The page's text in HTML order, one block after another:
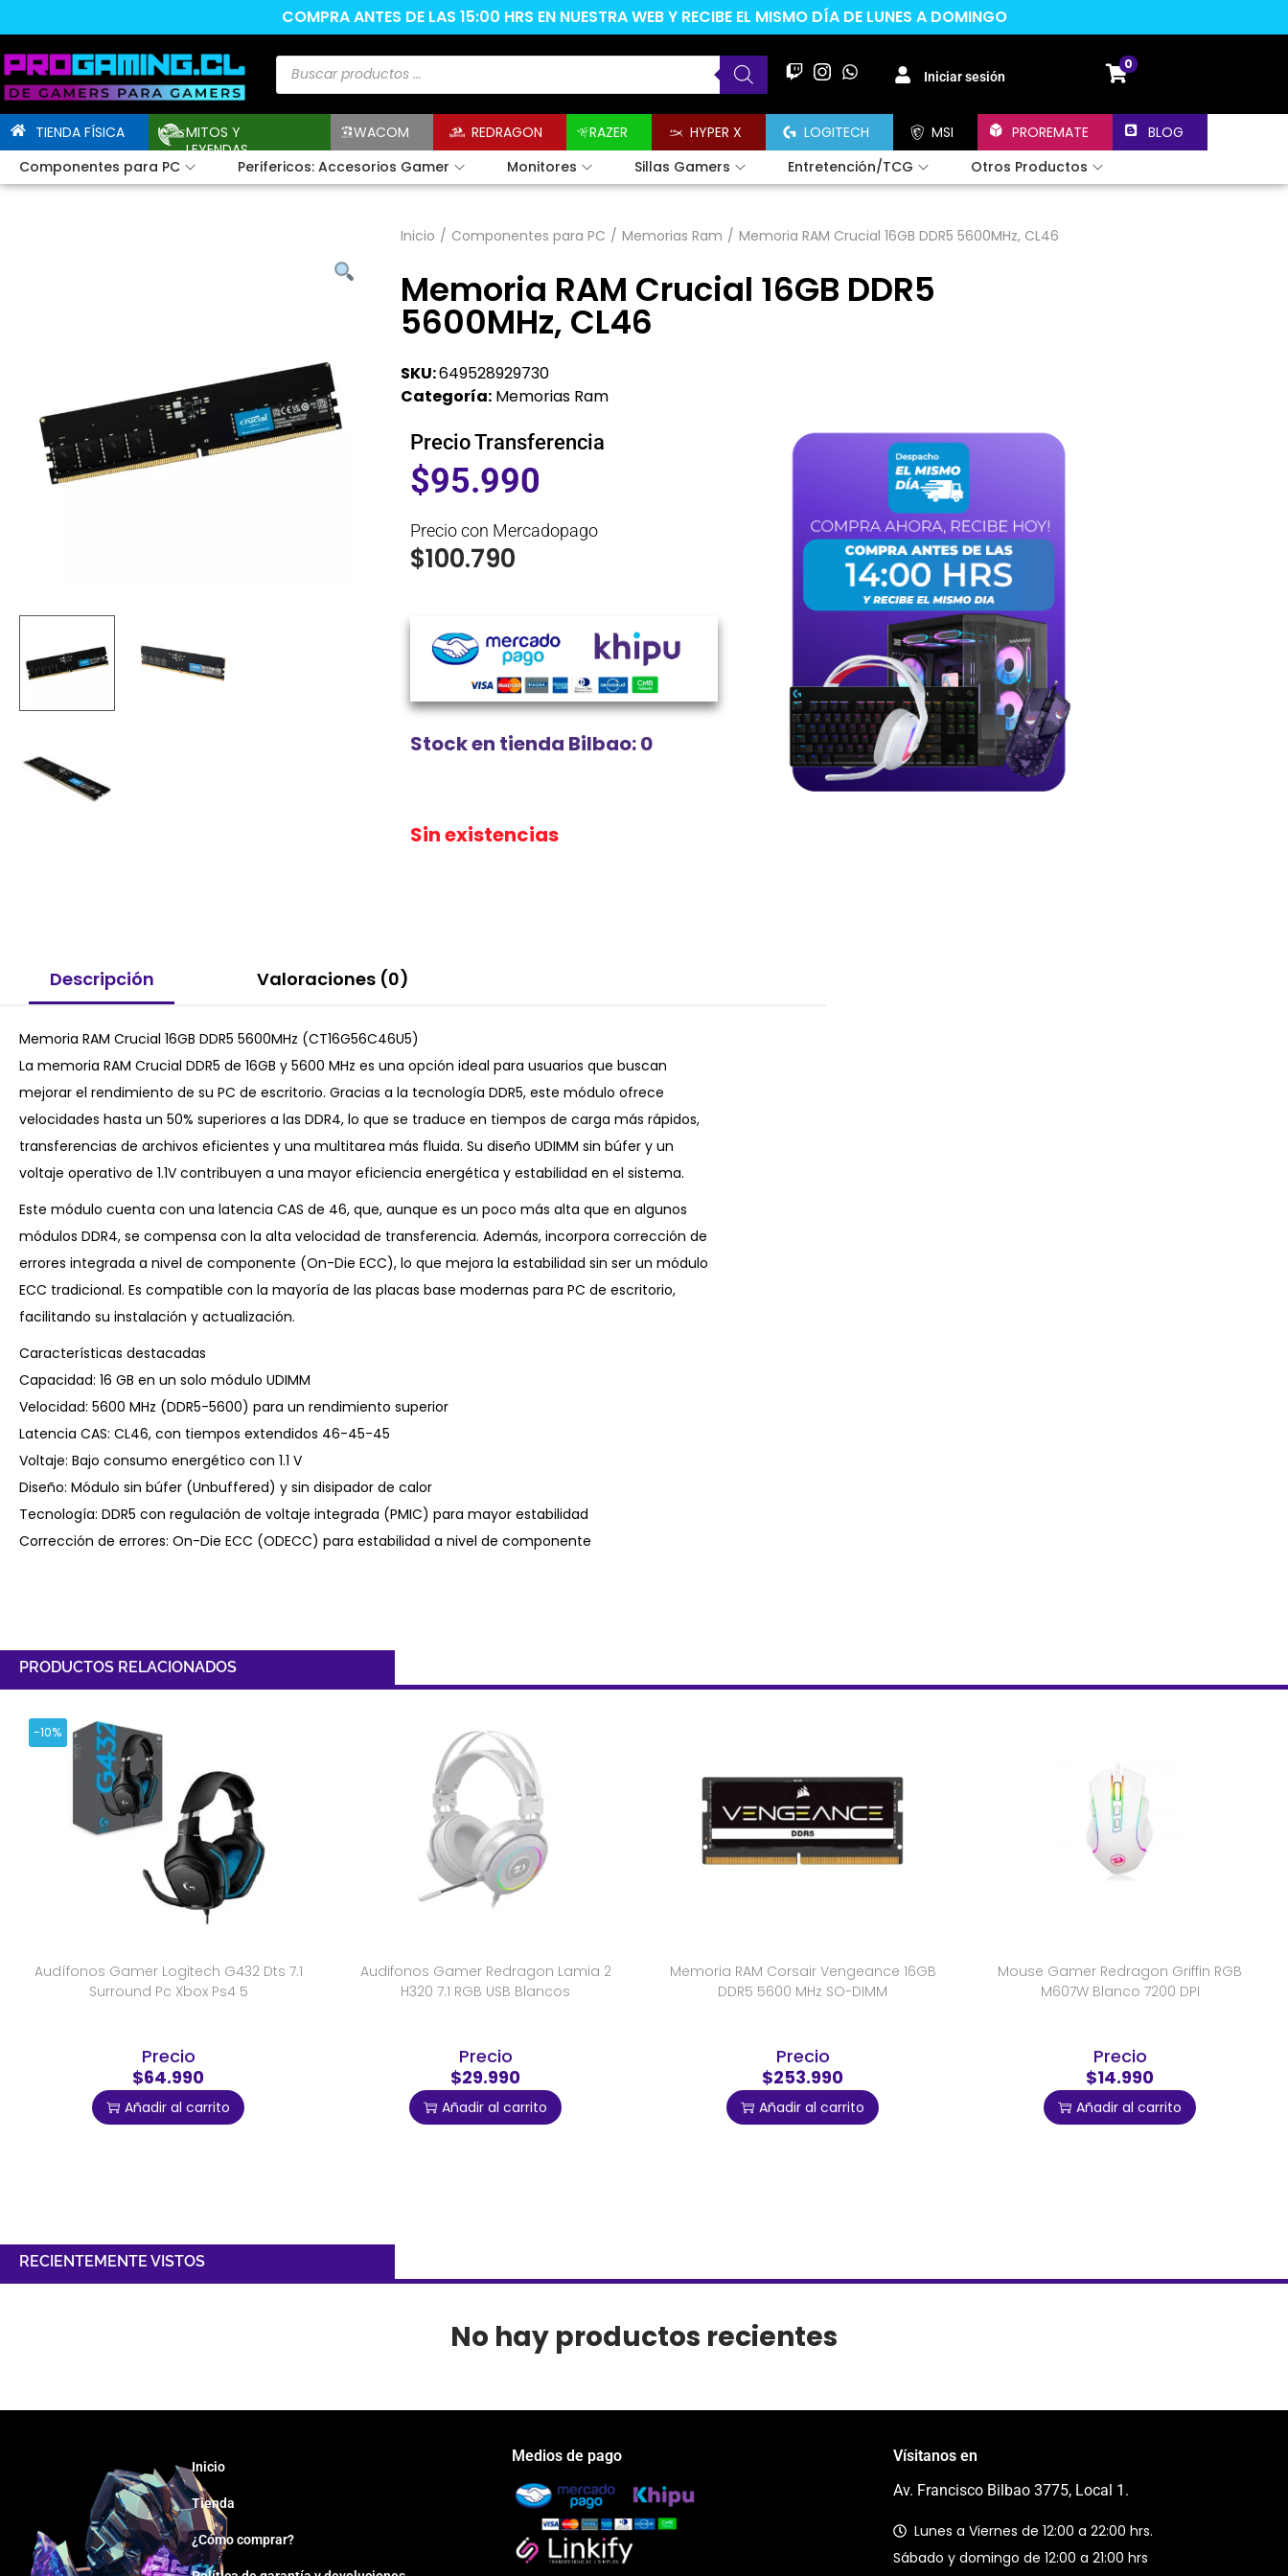
COMPRA ANTES DE LAS 15:00 HRS EN NUESTRA WEB Y RECIBE EL MISMO DÍA DE LUNES A DOMINGO
Iniciar sesión
0
TIENDA FÍSICA
MITOS Y
LEYENDAS
WACOM REDRAGON RAZER HYPER X LOGITECH MSI PROREMATE
BLOG
Componentes para PC
Perifericos: Accesorios Gamer Monitores Sillas Gamers Entretención/TCG Otros Productos
Inicio / Componentes para PC / Memorias Ram / Memoria RAM Crucial 16GB DDR5 5600MHz, CL46
Memoria RAM Crucial 16GB DDR5
5600MHz, CL46
SKU:649528929730
Categoría: Memorias Ram
Precio Transferencia
$95.990
Precio con Mercadopago
$100.790
Stock en tienda Bilbao: 0
Sin existencias
Descripción Valoraciones (0)
Memoria RAM Crucial 16GB DDR5 5600MHz (CT16G56C46U5)
La memoria RAM Crucial DDR5 de 16GB y 5600 MHz es una opción ideal para usuarios que buscan
mejorar el rendimiento de su PC de escritorio. Gracias a la tecnología DDR5, este módulo ofrece
velocidades hasta un 50% superiores a las DDR4, lo que se traduce en tiempos de carga más rápidos,
transferencias de archivos eficientes y una multitarea más fluida. Su diseño UDIMM sin búfer y un
voltaje operativo de 1.1V contribuyen a una mayor eficiencia energética y estabilidad en el sistema.
Este módulo cuenta con una latencia CAS de 46, que, aunque es un poco más alta que en algunos
módulos DDR4, se compensa con la alta velocidad de transferencia. Además, incorpora corrección de
errores integrada a nivel de componente (On-Die ECC), lo que mejora la estabilidad sin ser un módulo
ECC tradicional. Es compatible con la mayoría de las placas base modernas para PC de escritorio,
facilitando su instalación y actualización.
Características destacadas
Capacidad: 16 GB en un solo módulo UDIMM
Velocidad: 5600 MHz (DDR5-5600) para un rendimiento superior
Latencia CAS: CL46, con tiempos extendidos 46-45-45
Voltaje: Bajo consumo energético con 1.1 V
Diseño: Módulo sin búfer (Unbuffered) y sin disipador de calor
Tecnología: DDR5 con regulación de voltaje integrada (PMIC) para mayor estabilidad
Corrección de errores: On-Die ECC (ODECC) para estabilidad a nivel de componente
PRODUCTOS RELACIONADOS
-10%
Audífonos Gamer Logitech G432 Dts 7.1
Surround Pc Xbox Ps4 5
Precio
$64.990
Añadir al carrito
Audifonos Gamer Redragon Lamia 2
H320 7.1 RGB USB Blancos
Precio
$29.990
Añadir al carrito
Memoria RAM Corsair Vengeance 16GB
DDR5 5600 MHz SO-DIMM
Precio
$253.990
Añadir al carrito
Mouse Gamer Redragon Griffin RGB
M607W Blanco 7200 DPI
Precio
$14.990
Añadir al carrito
RECIENTEMENTE VISTOS
No hay productos recientes
Inicio
Tienda
¿Cómo comprar?
Medios de pago
Vísitanos en
Av. Francisco Bilbao 3775, Local 1.
Lunes a Viernes de 12:00 a 22:00 hrs.
Sábado y domingo de 12:00 a 21:00 hrs